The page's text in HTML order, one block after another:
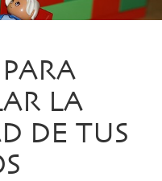
LA
DE TUS